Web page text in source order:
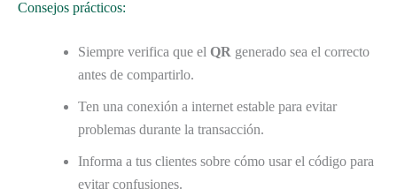
Consejos prácticos:
Siempre verifica que el QR generado sea el correcto
antes de compartirlo.
Ten una conexión a internet estable para evitar
problemas durante la transacción.
Informa a tus clientes sobre cómo usar el código para
evitar confusiones.